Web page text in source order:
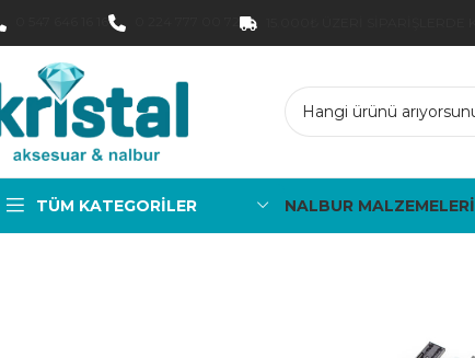
TÜM KATEGORILER NALBUR MALZEMELERİ